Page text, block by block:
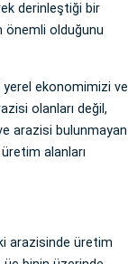
derinleştiği bir
önemli olduğunu
yerel ekonomimizi ve
olanları değil,
arazisi bulunmayan
alanları
arazisinde üretim